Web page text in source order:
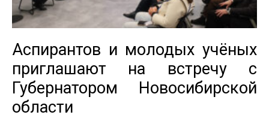
Аспирантов и молодых учёных
приглашают на встречу с
Губернатором Новосибирской
области